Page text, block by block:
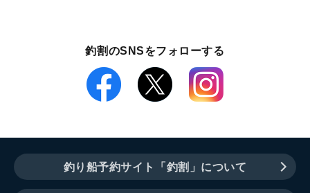
釣割のSNSをフォローする
釣り船予約サイト「釣割」について